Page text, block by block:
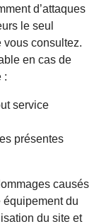
d’attaques
le seul
vous consultez.
en cas de
:
service
présentes
causés
équipement du
du site et